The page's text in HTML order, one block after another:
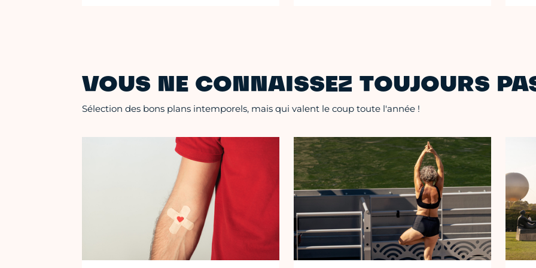
VOUS NE CONNAISSEZ TOUJOURS
Sélection des bons plans intemporels, mais qui valent le coup toute l'année !